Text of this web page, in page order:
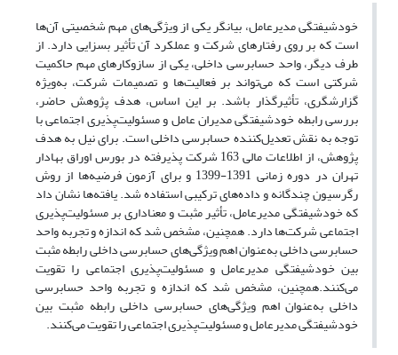
خودشیفتگی مدیرعامل، بیانگر یکی از ویژگی‌های مهم شخصیتی آن‌ها
است که بر روی رفتارهای شرکت و عملکرد آن تأثیر بسزایی دارد. از
طرف دیگر، واحد حسابرسی داخلی، یکی از سازوکارهای مهم حاکمیت
شرکتی است که می‌تواند بر فعالیت‌ها و تصمیمات شرکت، به‌ویژه
گزارشگری، تأثیرگذار باشد. بر این اساس، هدف پژوهش حاضر،
بررسی رابطه خودشیفتگی مدیران عامل و مسئولیت‌پذیری اجتماعی با
توجه به نقش تعدیل‌کننده حسابرسی داخلی است. برای نیل به هدف
پژوهش، از اطلاعات مالی 163 شرکت پذیرفته در بورس اوراق بهادار
تهران در دوره زمانی 1391-1399 و برای آزمون فرضیه‌ها از روش
رگرسیون چندگانه و داده‌های ترکیبی استفاده شد. یافته‌ها نشان داد
که خودشیفتگی مدیرعامل، تأثیر مثبت و معناداری بر مسئولیت‌پذیری
اجتماعی شرکت‌ها دارد. همچنین، مشخص شد که اندازه و تجربه واحد
حسابرسی داخلی به‌عنوان اهم ویژگی‌های حسابرسی داخلی رابطه مثبت
بین خودشیفتگی مدیرعامل و مسئولیت‌پذیری اجتماعی را تقویت
می‌کنند.همچنین، مشخص شد که اندازه و تجربه واحد حسابرسی
داخلی به‌عنوان اهم ویژگی‌های حسابرسی داخلی رابطه مثبت بین
خودشیفتگی مدیرعامل و مسئولیت‌پذیری اجتماعی را تقویت می‌کنند.